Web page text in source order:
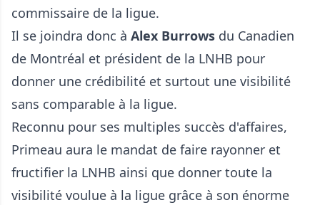
commissaire de la ligue.
Il se joindra donc à Alex Burrows du Canadien
de Montréal et président de la LNHB pour
donner une crédibilité et surtout une visibilité
sans comparable à la ligue.
Reconnu pour ses multiples succès d'affaires,
Primeau aura le mandat de faire rayonner et
fructifier la LNHB ainsi que donner toute la
visibilité voulue à la ligue grâce à son énorme